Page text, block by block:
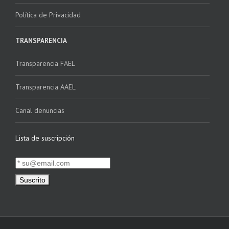
Política de Privacidad
TRANSPARENCIA
Transparencia FAEL
Transparencia AAEL
Canal denuncias
Lista de suscripción